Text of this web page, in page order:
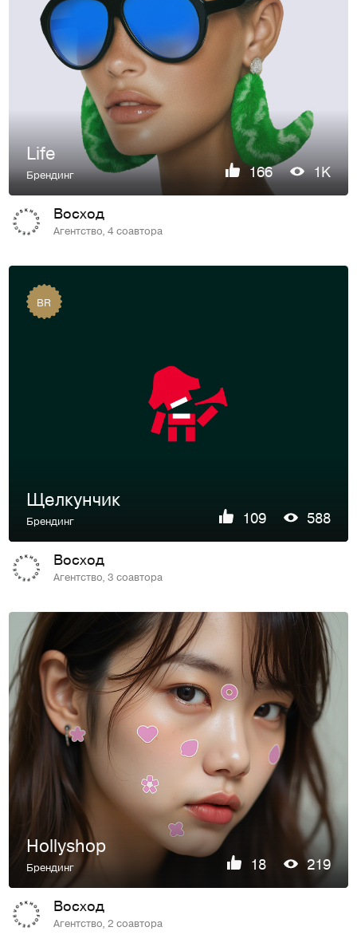
Life
Брендинг 166 1K
Восход
Агентство, 4 соавтора
BR
Щелкунчик
Брендинг 109 588
Восход
Агентство, 3 соавтора
Hollyshop
Брендинг 18 219
Восход
Агентство, 2 соавтора